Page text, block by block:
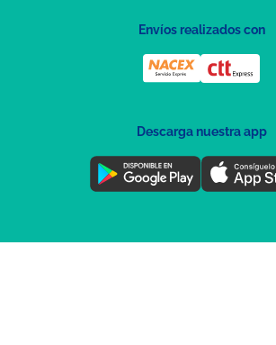
Envíos realizados con
Descarga nuestra app